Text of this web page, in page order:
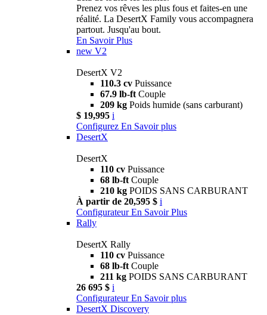
Prenez vos rêves les plus fous et faites-en une
réalité. La DesertX Family vous accompagnera
partout. Jusqu'au bout.
En Savoir Plus
new V2
DesertX V2
110.3 cv Puissance
67.9 lb-ft Couple
209 kg Poids humide (sans carburant)
$ 19,995 i
Configurez En Savoir plus
DesertX
DesertX
110 cv Puissance
68 lb-ft Couple
210 kg POIDS SANS CARBURANT
À partir de 20,595 $ i
Configurateur En Savoir Plus
Rally
DesertX Rally
110 cv Puissance
68 lb-ft Couple
211 kg POIDS SANS CARBURANT
26 695 $ i
Configurateur En Savoir plus
DesertX Discovery